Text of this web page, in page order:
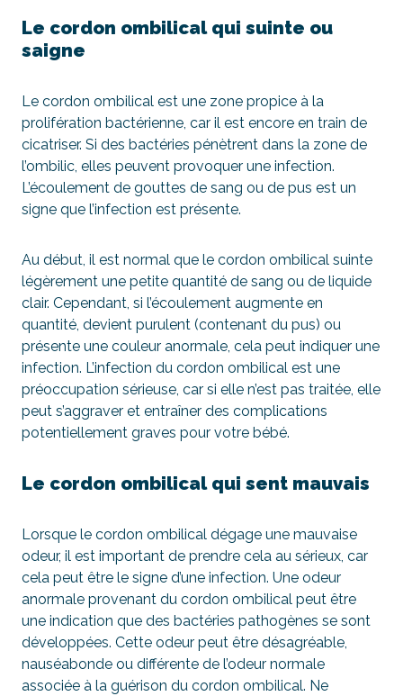
Le cordon ombilical qui suinte ou
saigne
Le cordon ombilical est une zone propice à la
prolifération bactérienne, car il est encore en train de
cicatriser. Si des bactéries pénètrent dans la zone de
l’ombilic, elles peuvent provoquer une infection.
L’écoulement de gouttes de sang ou de pus est un
signe que l’infection est présente.
Au début, il est normal que le cordon ombilical suinte
légèrement une petite quantité de sang ou de liquide
clair. Cependant, si l’écoulement augmente en
quantité, devient purulent (contenant du pus) ou
présente une couleur anormale, cela peut indiquer une
infection. L’infection du cordon ombilical est une
préoccupation sérieuse, car si elle n’est pas traitée, elle
peut s’aggraver et entraîner des complications
potentiellement graves pour votre bébé.
Le cordon ombilical qui sent mauvais
Lorsque le cordon ombilical dégage une mauvaise
odeur, il est important de prendre cela au sérieux, car
cela peut être le signe d’une infection. Une odeur
anormale provenant du cordon ombilical peut être
une indication que des bactéries pathogènes se sont
développées. Cette odeur peut être désagréable,
nauséabonde ou différente de l’odeur normale
associée à la guérison du cordon ombilical. Ne